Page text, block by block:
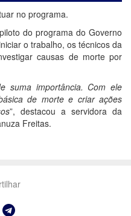
no programa.
do programa do Governo
o trabalho, os técnicos da
causas de morte por
suma importância. Com ele
de morte e criar ações
”, destacou a servidora da
Freitas.